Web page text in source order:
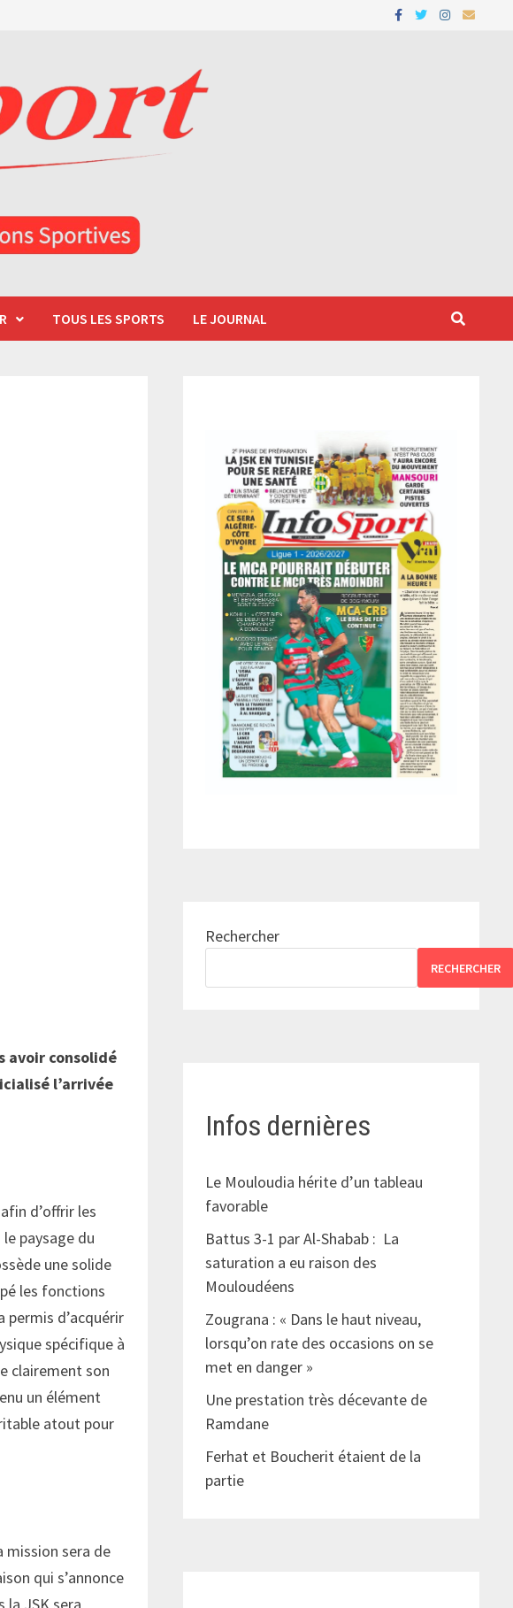
TOUS LES SPORTS LE JOURNAL
avoir consolidé
l’arrivée
d’offrir les
paysage du
une solide
les fonctions
permis d’acquérir
spécifique à
clairement son
un élément
atout pour
mission sera de
qui s’annonce
JSK sera
Rechercher
RECHERCHER
Infos dernières
Le Mouloudia hérite d’un tableau
favorable
Battus 3-1 par Al-Shabab : La
saturation a eu raison des
Mouloudéens
Zougrana : « Dans le haut niveau,
lorsqu’on rate des occasions on se
met en danger »
Une prestation très décevante de
Ramdane
Ferhat et Boucherit étaient de la
partie